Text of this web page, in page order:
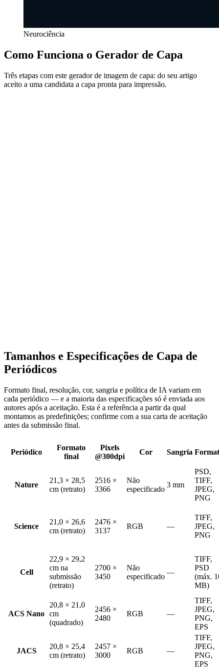
Neurociência
Como Funciona o Gerador de Capa
Três etapas com este gerador de imagem de capa: do seu artigo
aceito a uma candidata a capa pronta para impressão.
Tamanhos e Especificações de Capa de
Periódicos
Formato final, resolução, cor, sangria e política de IA variam em
cada periódico — e a maioria das especificações só é enviada aos
autores após a aceitação. Esta é a referência a partir da qual
montamos as predefinições; confirme com a sua carta de aceitação
antes da submissão final.
Periódico
Formato
final
Pixels
@300dpi
Cor Sangria
Nature
21,3 × 28,5
cm (retrato)
2516 ×
3366
Não
especificado
3 mm
PSD,
TIFF,
JPEG,
PNG
Science
21,0 × 26,6
cm (retrato)
2476 ×
3137
RGB —
TIFF,
JPEG,
PNG
Cell
22,9 × 29,2
cm na
submissão
(retrato)
2700 ×
3450
Não
especificado
—
TIFF,
PSD
(máx.
MB)
ACS Nano
20,8 × 21,0
cm
(quadrado)
2456 ×
2480
RGB —
TIFF,
JPEG,
PNG,
EPS
JACS
20,8 × 25,4
cm (retrato)
2457 ×
3000
RGB —
TIFF,
JPEG,
PNG,
EPS